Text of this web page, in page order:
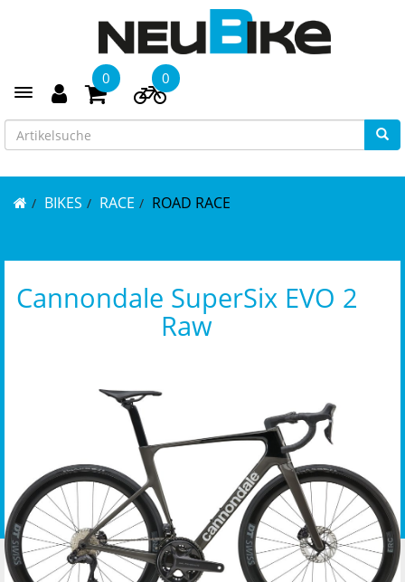
Toggle navigation
0 0
BIKES RACE ROAD RACE
Cannondale SuperSix EVO 2
Raw